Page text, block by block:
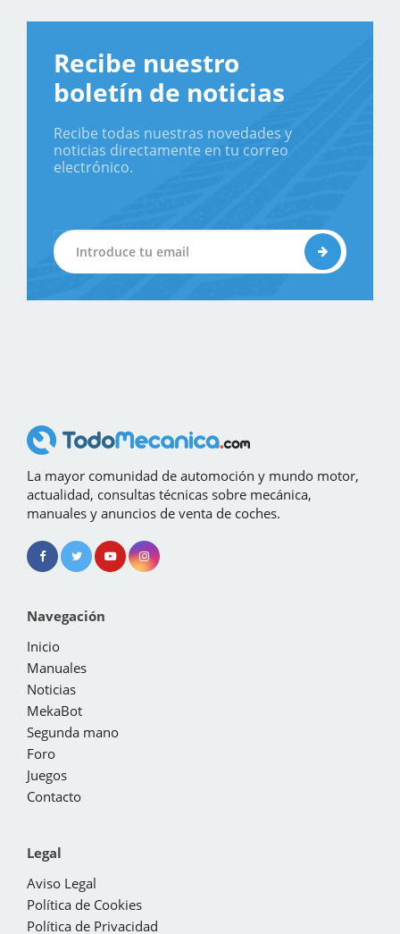
Recibe nuestro
boletín de noticias
Recibe todas nuestras novedades y
noticias directamente en tu correo
electrónico.
La mayor comunidad de automoción y mundo motor,
actualidad, consultas técnicas sobre mecánica,
manuales y anuncios de venta de coches.
Navegación
Inicio
Manuales
Noticias
MekaBot
Segunda mano
Foro
Juegos
Contacto
Legal
Aviso Legal
Política de Cookies
Política de Privacidad